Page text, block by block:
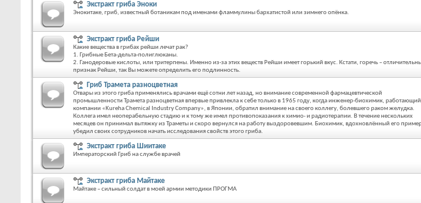
Экстракт гриба Эноки
Энокитаке, гриб, известный ботаникам под именами фламмулины бархатистой или зимнего опёнка.
Экстракт гриба Рейши
Какие вещества в грибах рейши лечат рак?
1. Грибные Бета-дельта-полиглюканы.
2. Ганодеровые кислоты, или тритерпены. Именно из-за этих веществ Рейши имеет горький вкус. Кстати, горечь –
признак Рейши, так Вы можете определить его подлинность.
Гриб Трамета разноцветная
Отвары из этого гриба применялись врачами ещё сотни лет назад, но внимание современной фармацевтической
промышленности Трамета разноцветная впервые привлекла к себе только в 1965 году, когда инженер-биохимик,
компании «Kureha Chemical Industry Company», в Японии, обратил внимание на своего коллегу, болевшего раком желудка.
Коллега имел неоперабельную стадию и к тому же имел противопоказания к химио- и радиотерапии. В течение нескольких
месяцев он принимал вытяжку из Траметы и скоро вернулся на работу выздоровевшим. Биохимик, вдохновлённый его
убедил своих сотрудников начать исследования свойств этого гриба.
Экстракт гриба Шиитаке
Императорский Гриб на службе врачей
Экстракт гриба Майтаке
Майтаке – сильный солдат в моей армии методики ПРОГМА